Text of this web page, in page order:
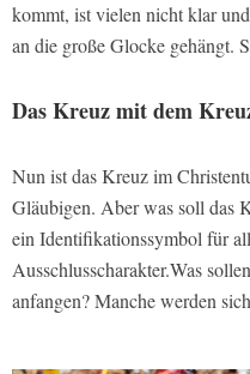
kommt, ist vielen nicht klar
an die große Glocke gehängt.
Das Kreuz mit dem
Nun ist das Kreuz im
Gläubigen. Aber was soll das
ein Identifikationssymbol für
Ausschlusscharakter.Was
anfangen? Manche werden